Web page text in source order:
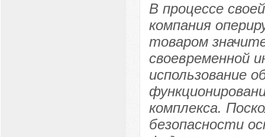
В процессе
компания
товаром
своевременной
использование
комплекса.
безопасности